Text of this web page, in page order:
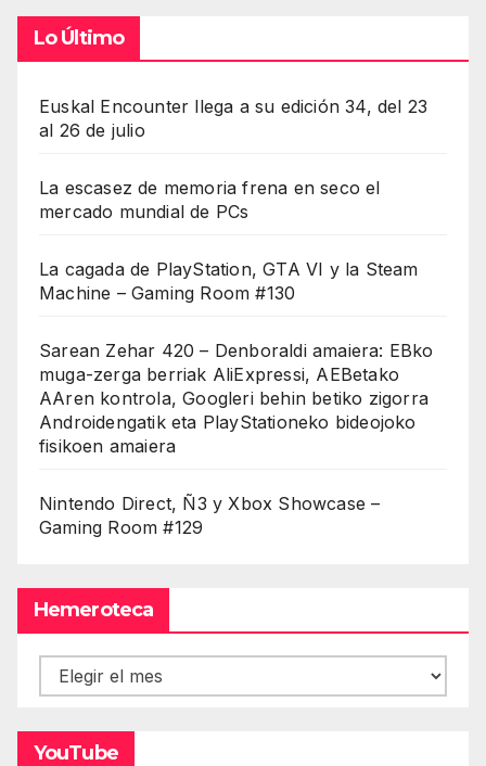
Lo Último
Euskal Encounter llega a su edición 34, del 23
al 26 de julio
La escasez de memoria frena en seco el
mercado mundial de PCs
La cagada de PlayStation, GTA VI y la Steam
Machine – Gaming Room #130
Sarean Zehar 420 – Denboraldi amaiera: EBko
muga-zerga berriak AliExpressi, AEBetako
AAren kontrola, Googleri behin betiko zigorra
Androidengatik eta PlayStationeko bideojoko
fisikoen amaiera
Nintendo Direct, Ñ3 y Xbox Showcase –
Gaming Room #129
Hemeroteca
Hemeroteca
YouTube